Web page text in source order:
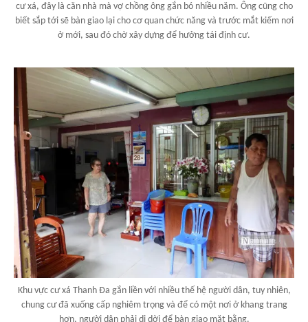
cư xá, đây là căn nhà mà vợ chồng ông gắn bó nhiều năm. Ông cũng cho
biết sắp tới sẽ bàn giao lại cho cơ quan chức năng và trước mắt kiếm nơi
ở mới, sau đó chờ xây dựng để hưởng tái định cư.
Khu vực cư xá Thanh Đa gắn liền với nhiều thế hệ người dân, tuy nhiên,
chung cư đã xuống cấp nghiêm trọng và để có một nơi ở khang trang
hơn, người dân phải di dời để bàn giao mặt bằng.